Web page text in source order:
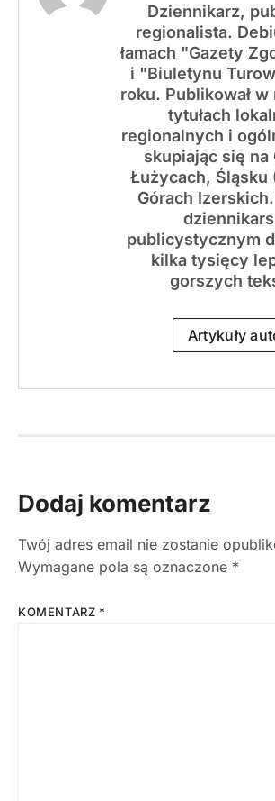
Dziennikarz,
regionalista.
łamach "Gazety
i "Biuletynu
roku. Publikował
tytułach
regionalnych i
skupiając się na
Łużycach, Śląsku
Górach
publicystycznym
kilka tysięcy
gorszych
Artykuły
Dodaj komentarz
Twój adres email nie zostanie
Wymagane pola są oznaczone *
KOMENTARZ *